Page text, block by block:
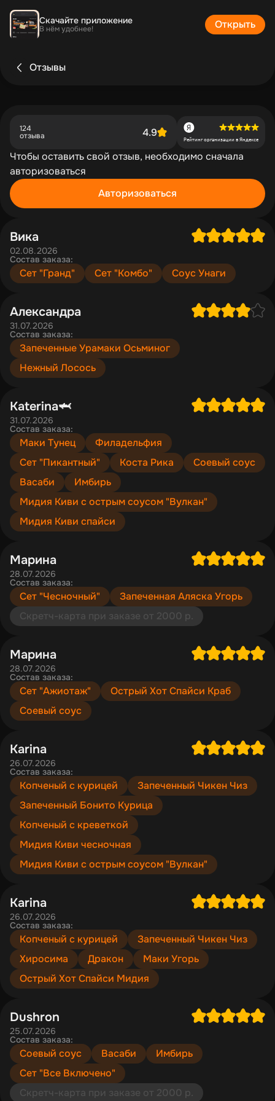
Скачайте приложение
В нём удобнее! Открыть
Отзывы
124
отзыва 4.9 Рейтинг организации в Яндексе
Чтобы оставить свой отзыв, необходимо сначала
авторизоваться
Авторизоваться
Вика
02.08.2026
Состав заказа:
Сет "Гранд" Сет "Комбо" Соус Унаги
Александра
31.07.2026
Состав заказа:
Запеченные Урамаки Осьминог
Нежный Лосось
Katerina🦈
31.07.2026
Состав заказа:
Маки Тунец
Филадельфия
Сет "Пикантный"
Коста Рика
Соевый соус
Васаби
Имбирь
Мидия Киви с острым соусом "Вулкан"
Мидия Киви спайси
Марина
28.07.2026
Состав заказа:
Сет "Чесночный"
Запеченная Аляска Угорь
Скретч-карта при заказе от 2000 р.
Марина
28.07.2026
Состав заказа:
Сет "Ажиотаж"
Острый Хот Спайси Краб
Соевый соус
Karina
26.07.2026
Состав заказа:
Копченый с курицей
Запеченный Чикен Чиз
Запеченный Бонито Курица
Копченый с креветкой
Мидия Киви чесночная
Мидия Киви с острым соусом "Вулкан"
Karina
26.07.2026
Состав заказа:
Копченый с курицей
Запеченный Чикен Чиз
Хиросима
Дракон
Маки Угорь
Острый Хот Спайси Мидия
Dushron
25.07.2026
Состав заказа:
Соевый соус Васаби
Имбирь
Сет "Все Включено"
Скретч-карта при заказе от 2000 р.